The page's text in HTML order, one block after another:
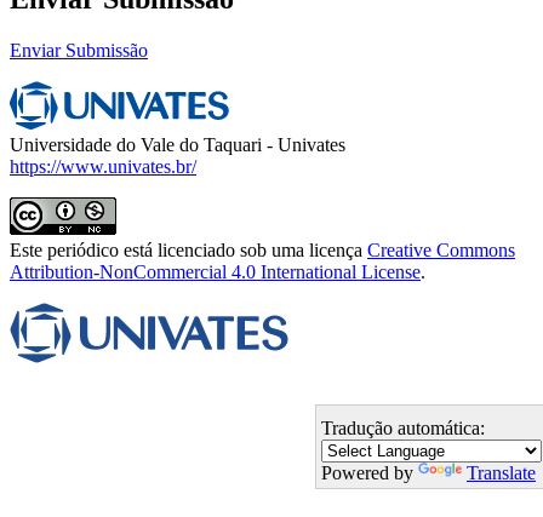
Enviar Submissão
Universidade do Vale do Taquari - Univates
https://www.univates.br/
Este periódico está licenciado sob uma licença Creative Commons
Attribution-NonCommercial 4.0 International License.
Tradução automática:
Powered by Translate